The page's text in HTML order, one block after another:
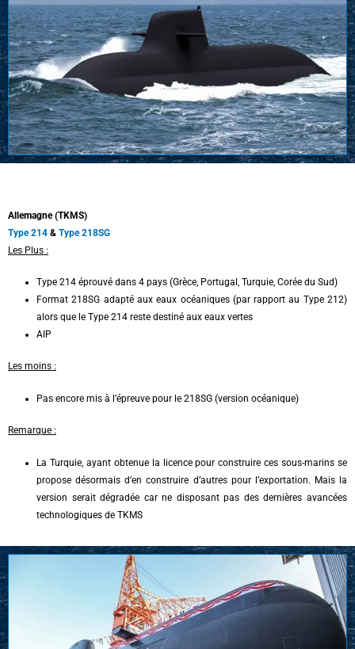
Allemagne (TKMS)
Type 214 & Type 218SG
Les Plus :
Type 214 éprouvé dans 4 pays (Grèce, Portugal, Turquie, Corée du Sud)
Format 218SG adapté aux eaux océaniques (par rapport au Type 212)
alors que le Type 214 reste destiné aux eaux vertes
AIP
Les moins :
Pas encore mis à l’épreuve pour le 218SG (version océanique)
Remarque :
La Turquie, ayant obtenue la licence pour construire ces sous-marins se
propose désormais d’en construire d’autres pour l’exportation. Mais la
version serait dégradée car ne disposant pas des dernières avancées
technologiques de TKMS